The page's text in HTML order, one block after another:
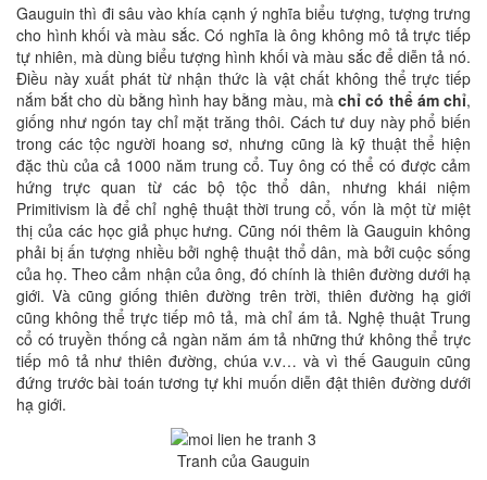
Gauguin thì đi sâu vào khía cạnh ý nghĩa biểu tượng, tượng trưng
cho hình khối và màu sắc. Có nghĩa là ông không mô tả trực tiếp
tự nhiên, mà dùng biểu tượng hình khối và màu sắc để diễn tả nó.
Điều này xuất phát từ nhận thức là vật chất không thể trực tiếp
nắm bắt cho dù bằng hình hay bằng màu, màchỉ có thể ám chỉ,
giống như ngón tay chỉ mặt trăng thôi. Cách tư duy này phổ biến
trong các tộc người hoang sơ, nhưng cũng là kỹ thuật thể hiện
đặc thù của cả 1000 năm trung cổ. Tuy ông có thể có được cảm
hứng trực quan từ các bộ tộc thổ dân, nhưng khái niệm
Primitivism là để chỉ nghệ thuật thời trung cổ, vốn là một từ miệt
thị của các học giả phục hưng. Cũng nói thêm là Gauguin không
phải bị ấn tượng nhiều bởi nghệ thuật thổ dân, mà bởi cuộc sống
của họ. Theo cảm nhận của ông, đó chính là thiên đường dưới hạ
giới. Và cũng giống thiên đường trên trời, thiên đường hạ giới
cũng không thể trực tiếp mô tả, mà chỉ ám tả. Nghệ thuật Trung
cổ có truyền thống cả ngàn năm ám tả những thứ không thể trực
tiếp mô tả như thiên đường, chúa v.v… và vì thế Gauguin cũng
đứng trước bài toán tương tự khi muốn diễn đật thiên đường dưới
hạ giới.
Tranh của Gauguin